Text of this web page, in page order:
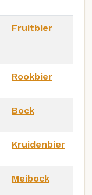
Fruitbier
Rookbier
Bock
Kruidenbier
Meibock